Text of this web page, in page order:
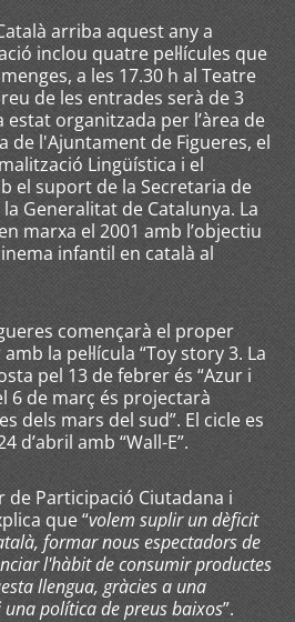
arriba aquest any a
inclou quatre pel·lícules que
a les 17.30 h al Teatre
de les entrades serà de 3
organitzada per l’àrea de
de l'Ajuntament de Figueres, el
Lingüística i el
el suport de la Secretaria de
Generalitat de Catalunya. La
marxa el 2001 amb l’objectiu
infantil en català al
començarà el proper
la pel·lícula “Toy story 3. La
pel 13 de febrer és “Azur i
6 de març és projectarà
dels mars del sud”. El cicle es
d’abril amb “Wall-E”.
de Participació Ciutadana i
que “volem suplir un dèficit
formar nous espectadors de
l'hàbit de consumir productes
llengua, gràcies a una
política de preus baixos”.